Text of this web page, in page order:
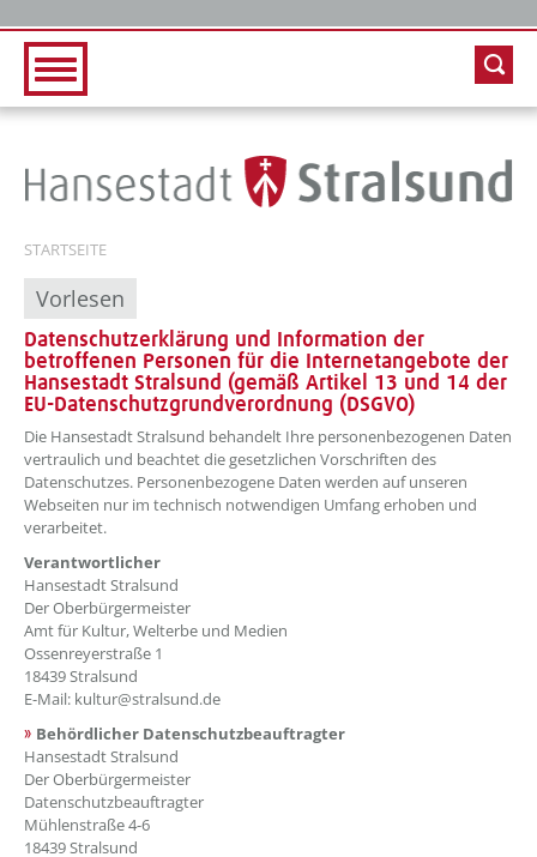
STARTSEITE
Vorlesen
Datenschutzerklärung und Information der
betroffenen Personen für die Internetangebote der
Hansestadt Stralsund (gemäß Artikel 13 und 14 der
EU-Datenschutzgrundverordnung (DSGVO)
??? absaetzeOben[1]/titel ???
Die Hansestadt Stralsund behandelt Ihre personenbezogenen Daten
vertraulich und beachtet die gesetzlichen Vorschriften des
Datenschutzes. Personenbezogene Daten werden auf unseren
Webseiten nur im technisch notwendigen Umfang erhoben und
verarbeitet.
Verantwortlicher
Hansestadt Stralsund
Der Oberbürgermeister
Amt für Kultur, Welterbe und Medien
Ossenreyerstraße 1
18439 Stralsund
E-Mail: kultur@stralsund.de
Behördlicher Datenschutzbeauftragter
Hansestadt Stralsund
Der Oberbürgermeister
Datenschutzbeauftragter
Mühlenstraße 4-6
18439 Stralsund